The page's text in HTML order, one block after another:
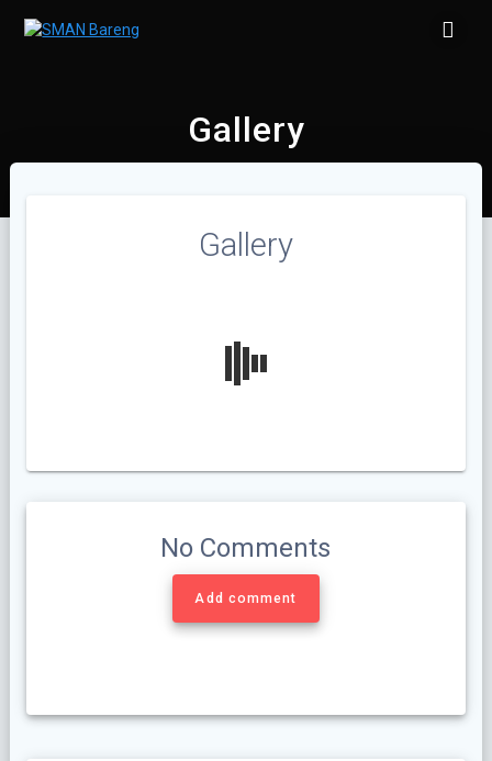
Gallery
Gallery
No Comments
Add comment